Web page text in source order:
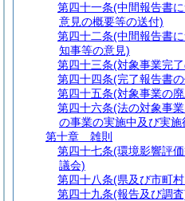
第四十一条(中間報告書
意見の概要等の送付)
第四十二条(中間報告書
知事等の意見)
第四十三条(対象事業完
第四十四条(完了報告書
第四十五条(対象事業の
第四十六条(法の対象事
の事業の実施中及び実施
第十章
雑則
第四十七条(環境影響評
議会)
第四十八条(県及び市町
第四十九条(報告及び調